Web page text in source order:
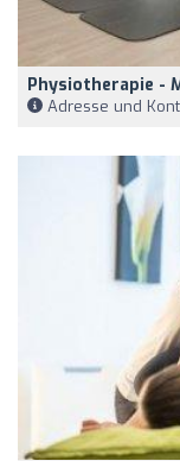
Physiotherapie -
Adresse und